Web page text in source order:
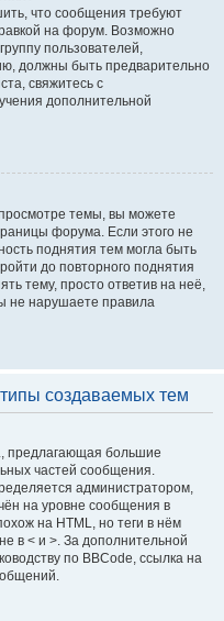
что сообщения требуют
на форум. Возможно
пользователей,
должны быть предварительно
свяжитесь с
дополнительной
темы, вы можете
форума. Если этого не
поднятия тем могла быть
до повторного поднятия
тему, просто ответив на неё,
не нарушаете правила
создаваемых тем
предлагающая большие
частей сообщения.
администратором,
на уровне сообщения в
на HTML, но теги в нём
в < и >. За дополнительной
по BBCode, ссылка на